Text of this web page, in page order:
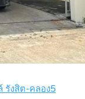
รังสิต-คลอง5